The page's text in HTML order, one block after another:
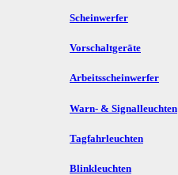
Scheinwerfer
Vorschaltgeräte
Arbeitsscheinwerfer
Warn- & Signalleuchten
Tagfahrleuchten
Blinkleuchten